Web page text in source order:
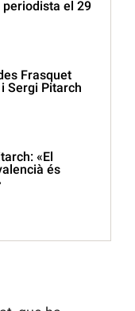
el 29
Frasquet
Sergi Pitarch
«El
és